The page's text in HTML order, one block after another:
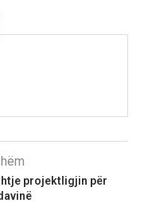
projektligjin për